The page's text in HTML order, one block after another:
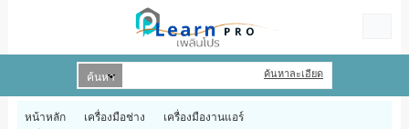
เข้าสู่ระบบ
ค้นหาละเอียด
หน้าหลัก เครื่องมือช่าง
เครื่องมืองานแอร์